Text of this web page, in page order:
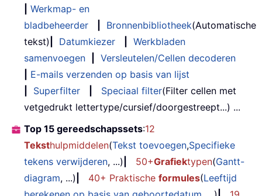
Werkmap- en
bladbeheerder
Bronnenbibliotheek(Automatische
tekst)
Datumkiezer
Werkbladen
samenvoegen
Versleutelen/Cellen decoderen
E-mails verzenden op basis van lijst
Superfilter Speciaal filter(Filter cellen met
vetgedrukt lettertype/cursief/doorgestreept...) ...
Top 15 gereedschapssets:12
Teksthulpmiddelen(Tekst toevoegen,Specifieke
tekens verwijderen, ...) 50+Grafiektypen(Gantt-
diagram, ...) 40+ Praktische formules(Leeftijd